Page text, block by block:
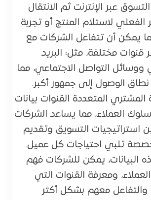
عبر الإنترنت ثم الانتقال
لاستلام المنتج أو تجربة
يمكن أن تتفاعل الشركات مع
قنوات مختلفة، مثل: البريد
ووسائل التواصل الاجتماعي، مما
الوصول إلى جمهور أكبر.
المتعددة القنوات بيانات
العملاء، مما يساعد الشركات
التسويق وتقديم
تلبي احتياجات كل عميل.
البيانات، يمكن للشركات فهم
ومعرفة القنوات التي
والتفاعل معهم بشكل أكثر